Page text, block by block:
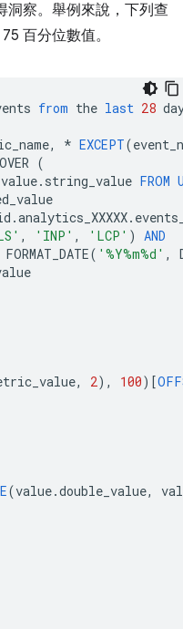
洞察。舉例來說，下列查
百分位數值。
from the last 28
, * EXCEPT(
OVER (
value. string_value FROM
.analytics_XXXXX.
, 'INP' , 'LCP' ) AND
FORMAT_DATE( '%Y%m%d' ,
, 2), 100)[
(value.double_value,